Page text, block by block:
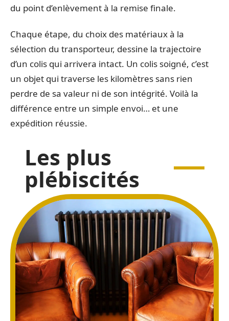
du point d’enlèvement à la remise finale.
Chaque étape, du choix des matériaux à la
sélection du transporteur, dessine la trajectoire
d’un colis qui arrivera intact. Un colis soigné, c’est
un objet qui traverse les kilomètres sans rien
perdre de sa valeur ni de son intégrité. Voilà la
différence entre un simple envoi… et une
expédition réussie.
Les plus
plébiscités